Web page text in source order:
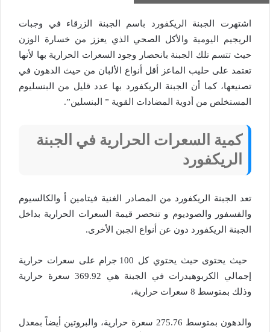
اشتهرت الجبنة الريكفورد باسم الجبنة الزرقاء في وجبات
الريجيم اليومية والأكل الصحي الذي يعزز من خسارة الوزن
حيث تتسم تلك الجبنة بانحصار وجود السعرات الحرارية بها لأنها
تعتمد على حليب الماعز أقل أنواع الألبان من حيث الدهون في
تصنيعها، كما أن الجبنة الريكفورد بها عدد قليل من البنسليوم
المستخلص من أدوية المضادات القوية ” البنسلين”.
كمية السعرات الحرارية في الجبنة
الريكفورد
تعد الجبنة الريكفورد من المصادر الغنية فيتامين أ والكالسيوم
والفسفور والصوديوم و تنحصر قيمة السعرات الحرارية بداخل
الجبنة الريكفورد دون عن أنواع الجبن الأخرى.
حيث يحتوى حيث يحتوي كل 100 جرام على سعرات حرارية
إجمالي الكربوهيدرات في الجبنة هي 369.92 سعرة حرارية
وذلك بمتوسط 8 سعرات حرارية،
والدهون بمتوسط 275.76 سعرة حرارية، والبروتين أيضاً بمعدل